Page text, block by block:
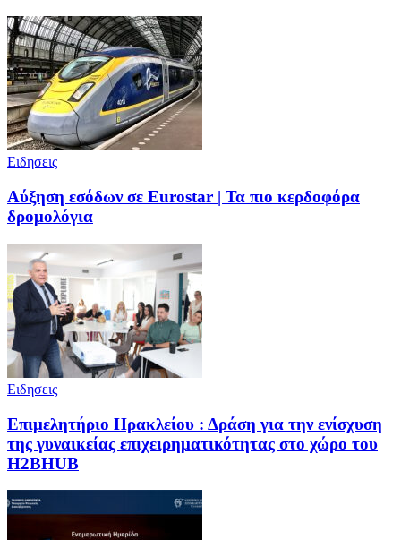
Ειδησεις
Αύξηση εσόδων σε Eurostar | Τα πιο κερδοφόρα
δρομολόγια
Ειδησεις
Επιμελητήριο Ηρακλείου : Δράση για την ενίσχυση
της γυναικείας επιχειρηματικότητας στο χώρο του
H2BHUB